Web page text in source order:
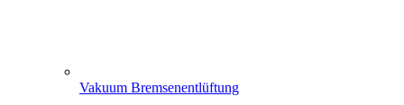
Vakuum Bremsenentlüftung